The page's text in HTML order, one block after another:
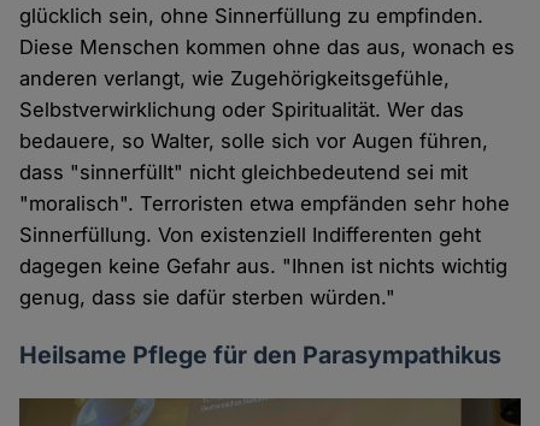
glücklich sein, ohne Sinnerfüllung zu empfinden.
Diese Menschen kommen ohne das aus, wonach es
anderen verlangt, wie Zugehörigkeitsgefühle,
Selbstverwirklichung oder Spiritualität. Wer das
bedauere, so Walter, solle sich vor Augen führen,
dass "sinnerfüllt" nicht gleichbedeutend sei mit
"moralisch". Terroristen etwa empfänden sehr hohe
Sinnerfüllung. Von existenziell Indifferenten geht
dagegen keine Gefahr aus. "Ihnen ist nichts wichtig
genug, dass sie dafür sterben würden."
Heilsame Pflege für den Parasympathikus